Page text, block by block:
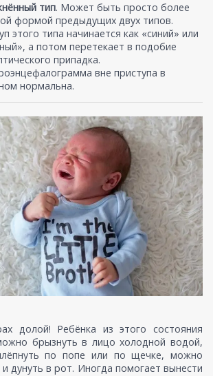
тип. Может быть просто более
формой предыдущих двух типов.
этого типа начинается как «синий» или
а потом перетекает в подобие
припадка.
вне приступа в
нормальна.
долой! Ребёнка из этого состояния
брызнуть в лицо холодной водой,
по попе или по щечке, можно
и дунуть в рот. Иногда помогает вынести